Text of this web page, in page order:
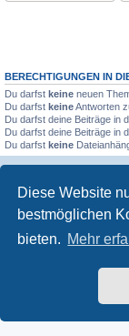
Diese Website
bestmöglichen
bieten. Mehr
BERECHTIGUNGEN IN
Du darfst keine neuen
Du darfst keineAntworten
Du darfst deine Beiträge in
Du darfst deine Beiträge in
Du darfst keine